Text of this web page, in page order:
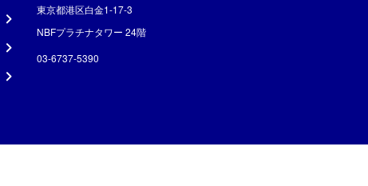
東京都港区白金1-17-3
NBFプラチナタワー 24階
03-6737-5390